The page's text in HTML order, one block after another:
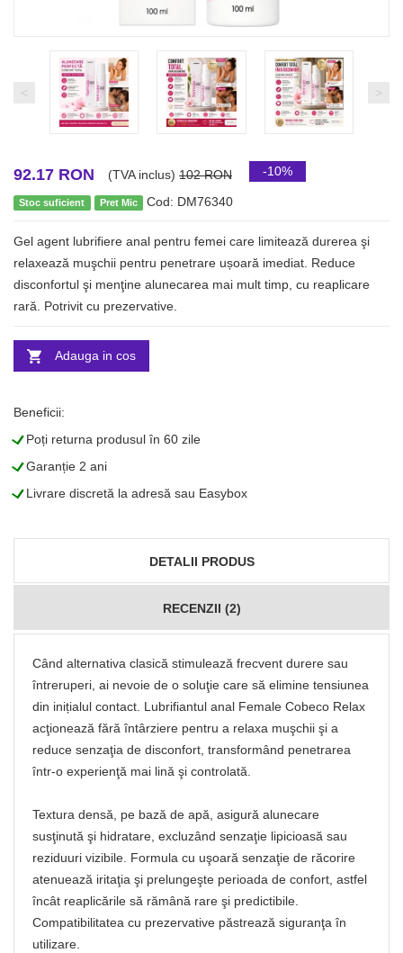
< >
92.17 RON (TVA inclus) 102 RON -10%
Stoc suficient Pret Mic Cod: DM76340
Gel agent lubrifiere anal pentru femei care limitează durerea şi
relaxează muşchii pentru penetrare ușoară imediat. Reduce
disconfortul şi menţine alunecarea mai mult timp, cu reaplicare
rară. Potrivit cu prezervative.
Adauga in cos
Beneficii:
LPoți returna produsul în 60 zile
LGaranție 2 ani
LLivrare discretă la adresă sau Easybox
DETALII PRODUS
RECENZII (2)
Când alternativa clasică stimulează frecvent durere sau
întreruperi, ai nevoie de o soluţie care să elimine tensiunea
din inițialul contact. Lubrifiantul anal Female Cobeco Relax
acţionează fără întârziere pentru a relaxa muşchii şi a
reduce senzaţia de disconfort, transformând penetrarea
într‑o experienţă mai lină şi controlată.
Textura densă, pe bază de apă, asigură alunecare
susţinută şi hidratare, excluzând senzaţie lipicioasă sau
reziduuri vizibile. Formula cu uşoară senzaţie de răcorire
atenuează iritaţia şi prelungeşte perioada de confort, astfel
încât reaplicările să rămână rare şi predictibile.
Compatibilitatea cu prezervative păstrează siguranţa în
utilizare.